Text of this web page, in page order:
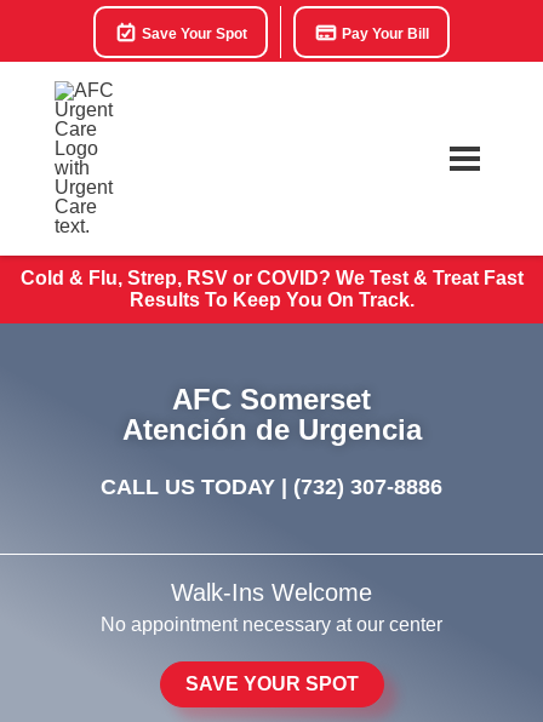
Save Your Spot Pay Your Bill
Cold & Flu, Strep, RSV or COVID? We Test & TreatFast
Results To Keep You On Track.
AFC Somerset
Atención de Urgencia
CALL US TODAY | (732) 307-8886
Walk-Ins Welcome
No appointment necessary at our center
SAVE YOUR SPOT